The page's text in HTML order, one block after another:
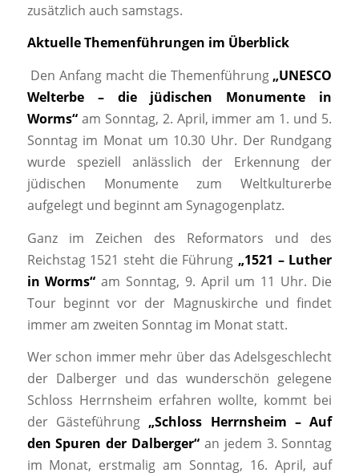
zusätzlich auch samstags.
Aktuelle Themenführungen im Überblick
Den Anfang macht die Themenführung „UNESCO
Welterbe – die jüdischen Monumente in
Worms“am Sonntag, 2. April, immer am 1. und 5.
Sonntag im Monat um 10.30 Uhr. Der Rundgang
wurde speziell anlässlich der Erkennung der
jüdischen Monumente zum Weltkulturerbe
aufgelegt und beginnt am Synagogenplatz.
Ganz im Zeichen des Reformators und des
Reichstag 1521 steht die Führung „1521 – Luther
in Worms“ am Sonntag, 9. April um 11 Uhr. Die
Tour beginnt vor der Magnuskirche und findet
immer am zweiten Sonntag im Monat statt.
Wer schon immer mehr über das Adelsgeschlecht
der Dalberger und das wunderschön gelegene
Schloss Herrnsheim erfahren wollte, kommt bei
der Gästeführung „Schloss Herrnsheim – Auf
den Spuren der Dalberger“ an jedem 3. Sonntag
im Monat, erstmalig am Sonntag, 16. April, auf